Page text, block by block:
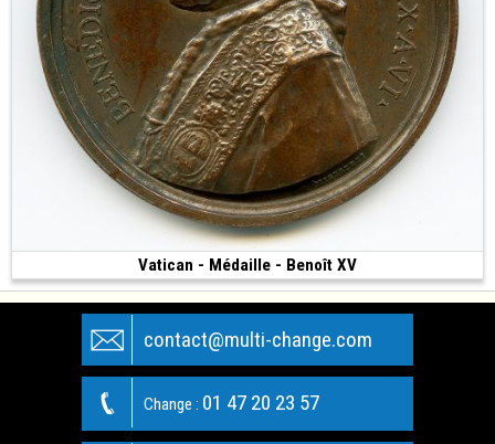
Vatican - Médaille - Benoît XV
(1920 • 34.27 g • 44 mm)
contact@multi-change.com
Change : 01 47 20 23 57